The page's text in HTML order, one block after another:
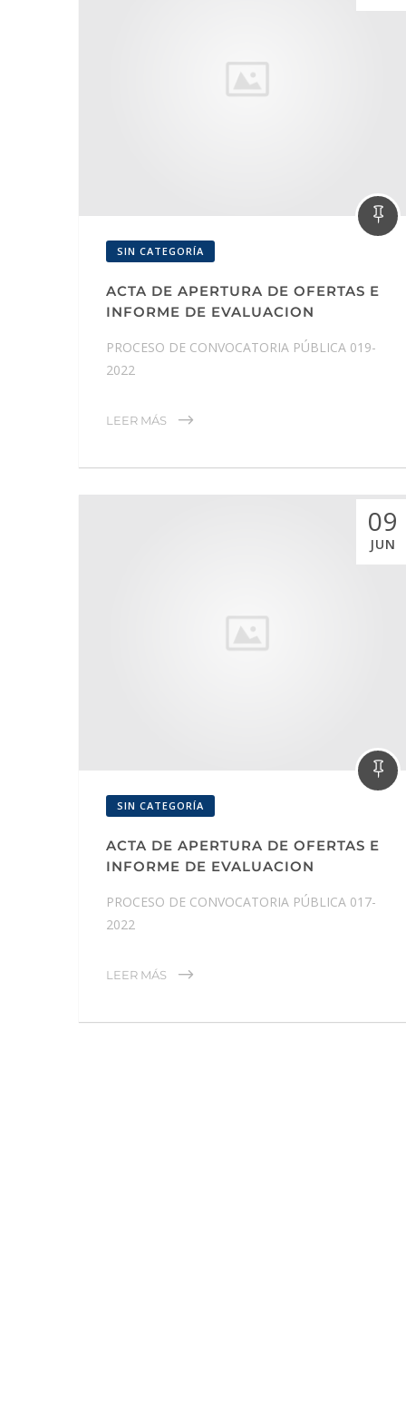
SIN CATEGORÍA
ACTA DE APERTURA DE OFERTAS E
INFORME DE EVALUACION
PROCESO DE CONVOCATORIA PÚBLICA 019-
2022
LEER MÁS
09
JUN
SIN CATEGORÍA
ACTA DE APERTURA DE OFERTAS E
INFORME DE EVALUACION
PROCESO DE CONVOCATORIA PÚBLICA 017-
2022
LEER MÁS